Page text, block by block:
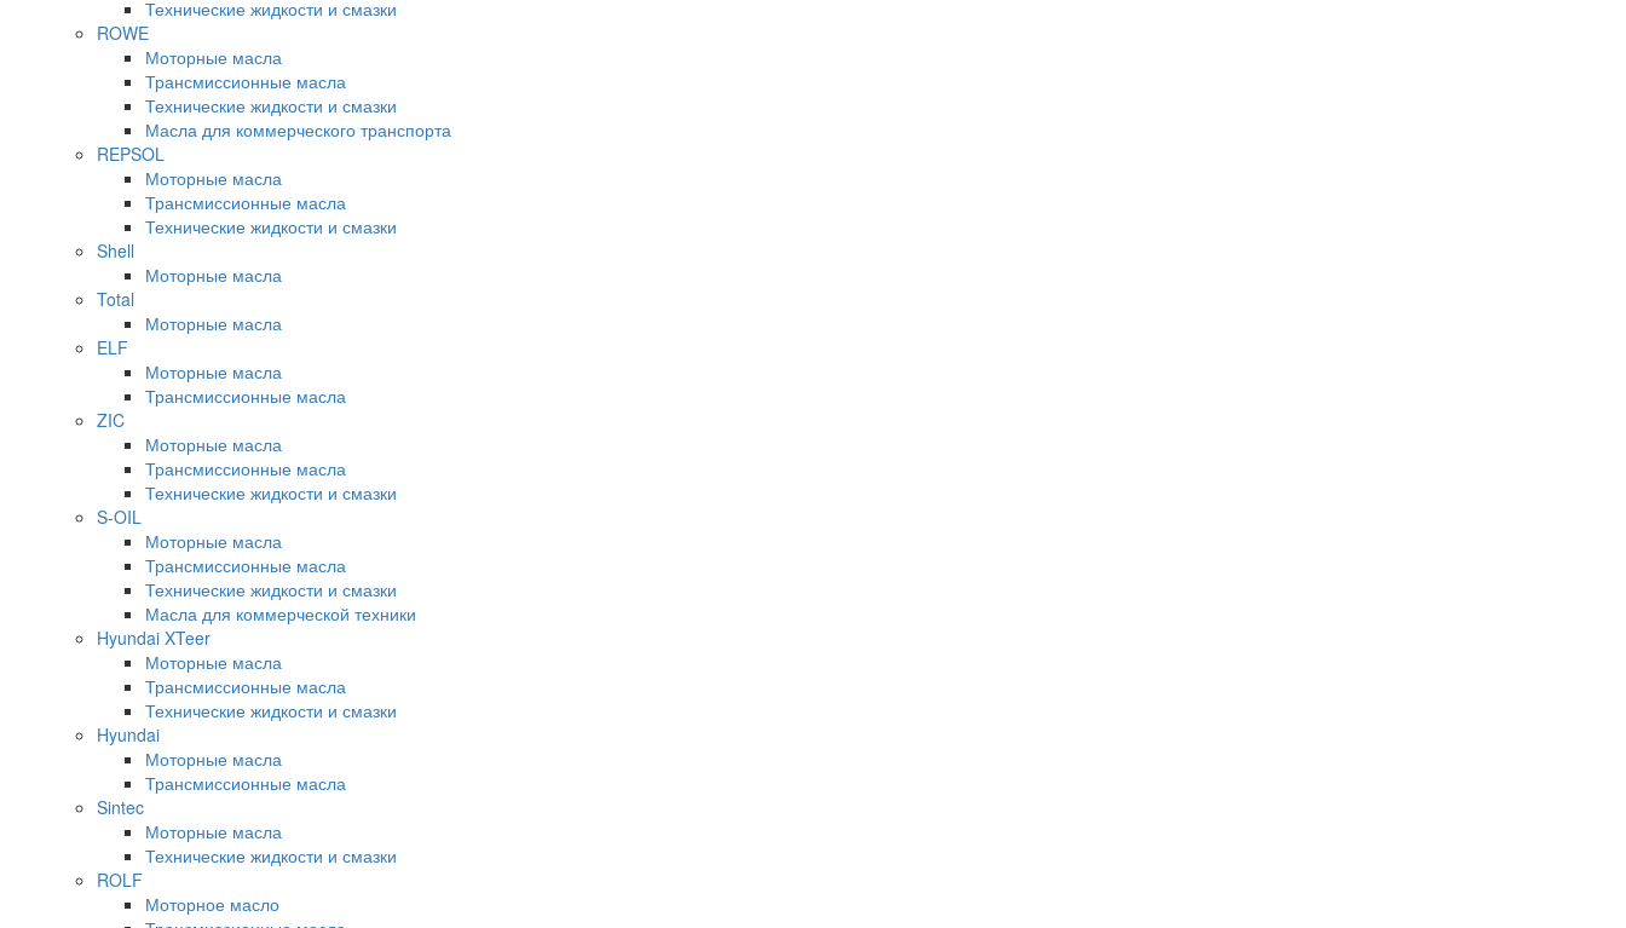
Технические жидкости и смазки
ROWE
Моторные масла
Трансмиссионные масла
Технические жидкости и смазки
Масла для коммерческого транспорта
REPSOL
Моторные масла
Трансмиссионные масла
Технические жидкости и смазки
Shell
Моторные масла
Total
Моторные масла
ELF
Моторные масла
Трансмиссионные масла
ZIC
Моторные масла
Трансмиссионные масла
Технические жидкости и смазки
S-OIL
Моторные масла
Трансмиссионные масла
Технические жидкости и смазки
Масла для коммерческой техники
Hyundai XTeer
Моторные масла
Трансмиссионные масла
Технические жидкости и смазки
Hyundai
Моторные масла
Трансмиссионные масла
Sintec
Моторные масла
Технические жидкости и смазки
ROLF
Моторное масло